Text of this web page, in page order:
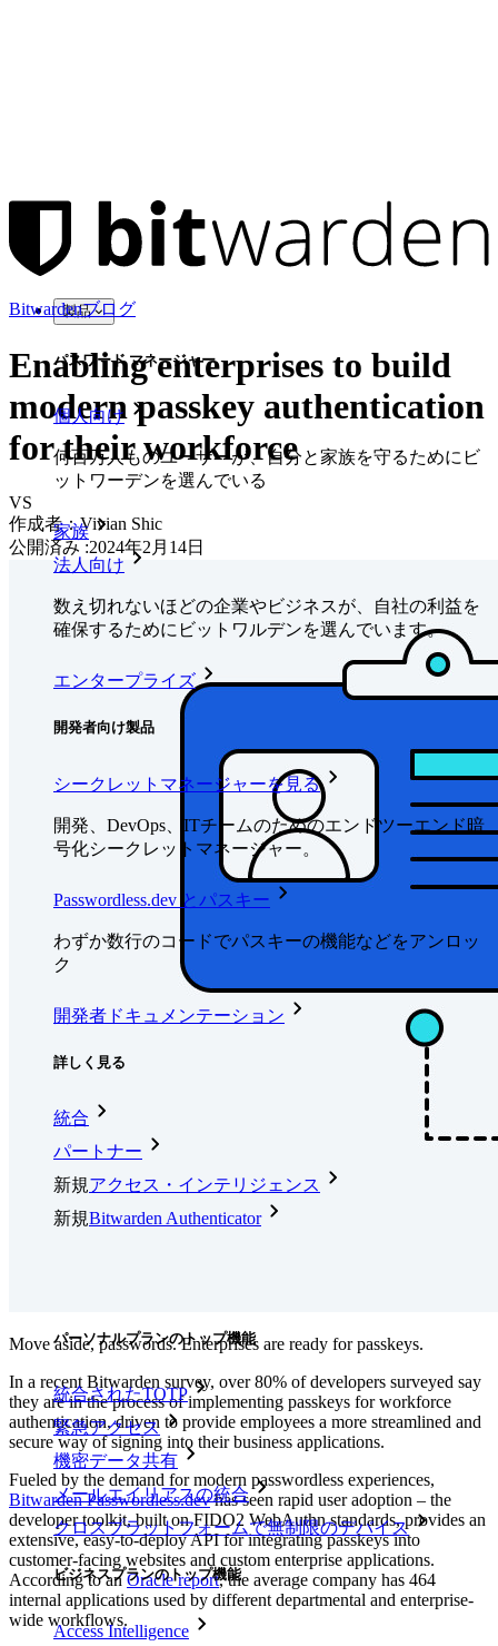
製品
パスワード マネージャー
個人向け
何百万人ものユーザーが、自分と家族を守るためにビ
ットワーデンを選んでいる
家族
法人向け
数え切れないほどの企業やビジネスが、自社の利益を
確保するためにビットワルデンを選んでいます。
エンタープライズ
開発者向け製品
シークレットマネージャーを見る
開発、DevOps、ITチームのためのエンドツーエンド暗
号化シークレットマネージャー。
Passwordless.dev とパスキー
わずか数行のコードでパスキーの機能などをアンロッ
ク
開発者ドキュメンテーション
詳しく見る
統合
パートナー
新規アクセス・インテリジェンス
新規Bitwarden Authenticator
パーソナルプランのトップ機能
統合されたTOTP
緊急アクセス
機密データ共有
メールエイリアスの統合
クロスプラットフォームで無制限のデバイス
ビジネスプランのトップ機能
Access Intelligence
Bitwardenブログ
Enabling enterprises to build
modern passkey authentication
for their workforce
VS
作成者：Vivian Shic
公開済み :2024年2月14日
Move aside, passwords. Enterprises are ready for passkeys.
In a recent Bitwarden survey, over 80% of developers surveyed say
they are in the process of implementing passkeys for workforce
authentication, driven to provide employees a more streamlined and
secure way of signing into their business applications.
Fueled by the demand for modern passwordless experiences,
Bitwarden Passwordless.devhas seen rapid user adoption – the
developer toolkit, built on FIDO2 WebAuthn standards, provides an
extensive, easy-to-deploy API for integrating passkeys into
customer-facing websites and custom enterprise applications.
According to anOracle report, the average company has 464
internal applications used by different departmental and enterprise-
wide workflows.